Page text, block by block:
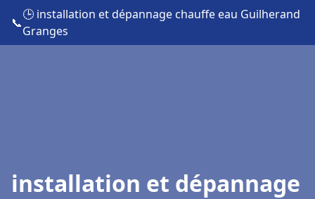
📞
🕒 installation et dépannage chauffe eau Guilherand
Granges
installation et dépannage